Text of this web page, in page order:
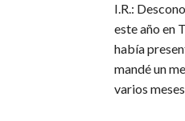
I.R.:
este año en
había
mandé un
varios